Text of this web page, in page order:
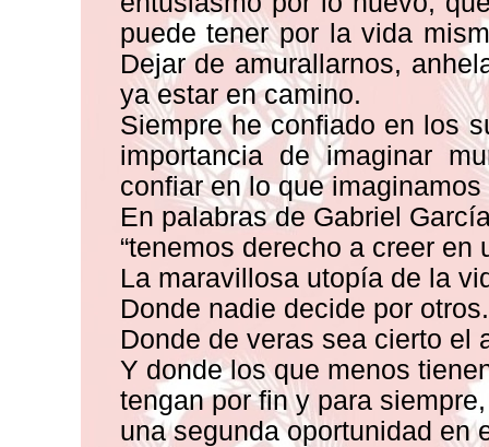
puede tener por la vida
Dejar de amurallarnos,
ya estar en camino.
Siempre he confiado en los
importancia de imaginar
confiar en lo que
En palabras de Gabriel
“tenemos derecho a creer en
La maravillosa utopía de la
Donde nadie decide por otros.
Donde de veras sea cierto el
Y donde los que menos
tengan por fin y para siempre,
una segunda oportunidad en